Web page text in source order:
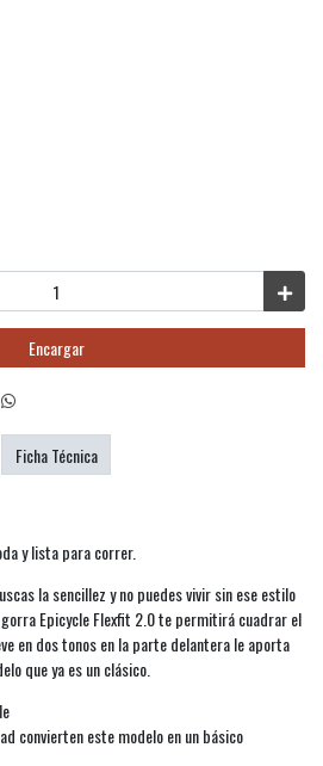
Encargar
y lista para correr.
la sencillez y no puedes vivir sin ese estilo
Epicycle Flexfit 2.0 te permitirá cuadrar el
en dos tonos en la parte delantera le aporta
que ya es un clásico.
convierten este modelo en un básico
Ficha Técnica